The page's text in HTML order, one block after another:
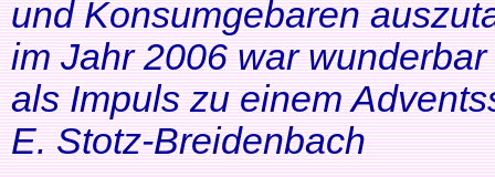
und Konsumgebaren
im Jahr 2006 war
als Impuls zu einem
E. Stotz-Breidenbach